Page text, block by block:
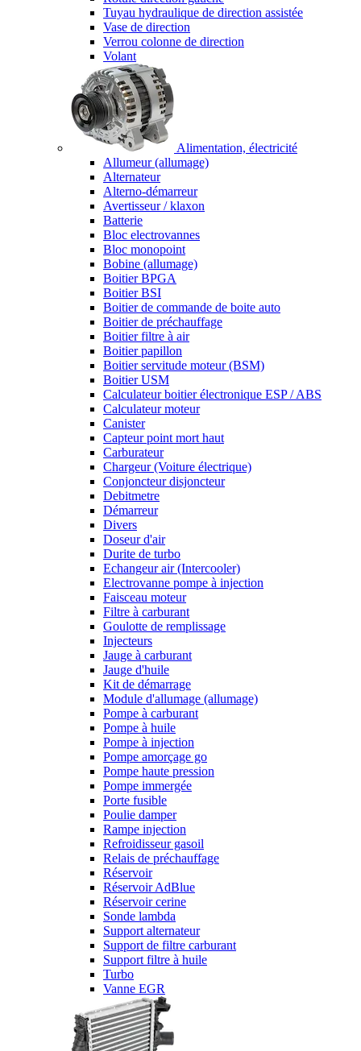
Tuyau hydraulique de direction assistée
Vase de direction
Verrou colonne de direction
Volant
Alimentation, électricité
Allumeur (allumage)
Alternateur
Alterno-démarreur
Avertisseur / klaxon
Batterie
Bloc electrovannes
Bloc monopoint
Bobine (allumage)
Boitier BPGA
Boitier BSI
Boitier de commande de boite auto
Boitier de préchauffage
Boitier filtre à air
Boitier papillon
Boitier servitude moteur (BSM)
Boitier USM
Calculateur boitier électronique ESP / ABS
Calculateur moteur
Canister
Capteur point mort haut
Carburateur
Chargeur (Voiture électrique)
Conjoncteur disjoncteur
Debitmetre
Démarreur
Divers
Doseur d'air
Durite de turbo
Echangeur air (Intercooler)
Electrovanne pompe à injection
Faisceau moteur
Filtre à carburant
Goulotte de remplissage
Injecteurs
Jauge à carburant
Jauge d'huile
Kit de démarrage
Module d'allumage (allumage)
Pompe à carburant
Pompe à huile
Pompe à injection
Pompe amorçage go
Pompe haute pression
Pompe immergée
Porte fusible
Poulie damper
Rampe injection
Refroidisseur gasoil
Relais de préchauffage
Réservoir
Réservoir AdBlue
Réservoir cerine
Sonde lambda
Support alternateur
Support de filtre carburant
Support filtre à huile
Turbo
Vanne EGR